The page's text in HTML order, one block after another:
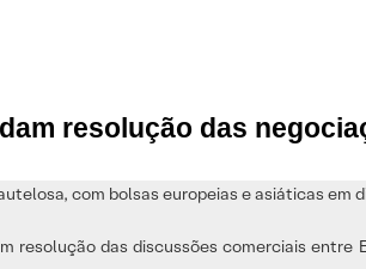
resolução das
com bolsas europeias e asiáticas em
resolução das discussões comerciais entre